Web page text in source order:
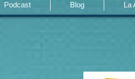
Podcast Blog La